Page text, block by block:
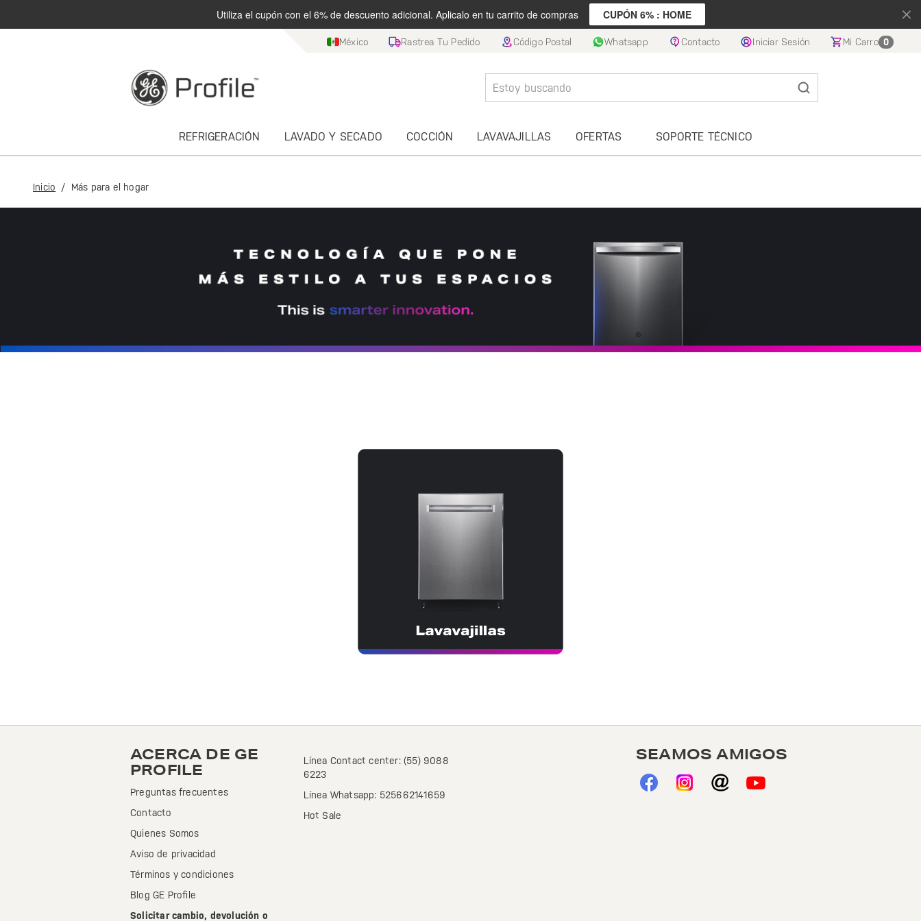
México Rastrea Tu Pedido Código Postal Whatsapp Contacto Iniciar Sesión Mi Carro 0
REFRIGERACIÓN LAVADO Y SECADO COCCIÓN LAVAVAJILLAS OFERTAS SOPORTE TÉCNICO
Inicio Más para el hogar
ACERCA DE GE
PROFILE
Preguntas frecuentes
Contacto
Quienes Somos
Aviso de privacidad
Términos y condiciones
Blog GE Profile
Solicitar cambio, devolución o
Línea Contact center: (55) 9088
6223
Línea Whatsapp: 525662141659
Hot Sale
SEAMOS AMIGOS
Utiliza el cupón con el 6% de descuento adicional. Aplicalo en tu carrito de compras CUPÓN 6% : HOME